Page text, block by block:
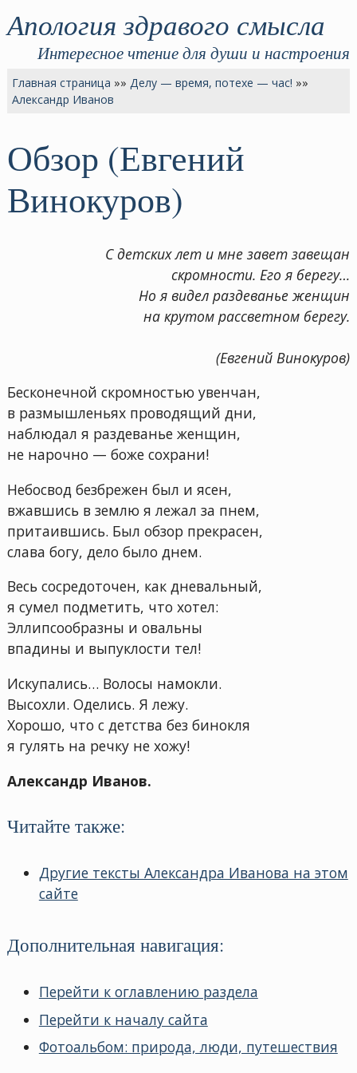
Апология здравого смысла
Интересное чтение для души и настроения
Главная страница »»Делу — время, потехе — час! »»
Александр Иванов
Обзор (Евгений
Винокуров)
С детских лет и мне завет завещан
скромности. Его я берегу…
Но я видел раздеванье женщин
на крутом рассветном берегу.
(Евгений Винокуров)
Бесконечной скромностью увенчан,
в размышленьях проводящий дни,
наблюдал я раздеванье женщин,
не нарочно — боже сохрани!
Небосвод безбрежен был и ясен,
вжавшись в землю я лежал за пнем,
притаившись. Был обзор прекрасен,
слава богу, дело было днем.
Весь сосредоточен, как дневальный,
я сумел подметить, что хотел:
Эллипсообразны и овальны
впадины и выпуклости тел!
Искупались… Волосы намокли.
Высохли. Оделись. Я лежу.
Хорошо, что с детства без бинокля
я гулять на речку не хожу!
Александр Иванов.
Читайте также:
Другие тексты Александра Иванова на этом
сайте
Дополнительная навигация:
Перейти к оглавлению раздела
Перейти к началу сайта
Фотоальбом: природа, люди, путешествия